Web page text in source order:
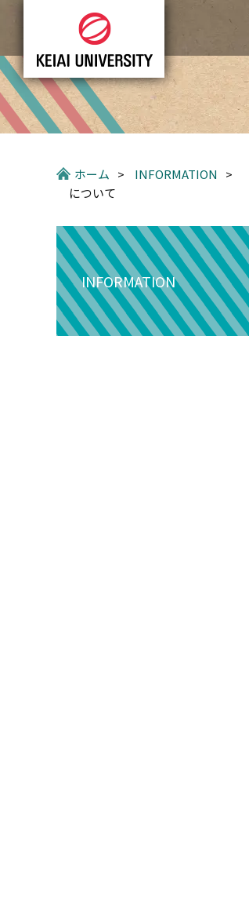
バ
ル
ナ
ビ
ル
ナ
ビ
ゲ
ー
へ
ホーム > INFORMATION >
について
INFORMATION